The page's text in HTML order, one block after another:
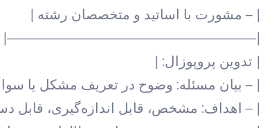
| – مشورت با اساتید و متخصصان رشته |
|——————————————————|
| تدوین پروپوزال: |
| – بیان مسئله: وضوح در تعریف مشکل یا
| – اهداف: مشخص، قابل اندازه‌گیری، قابل